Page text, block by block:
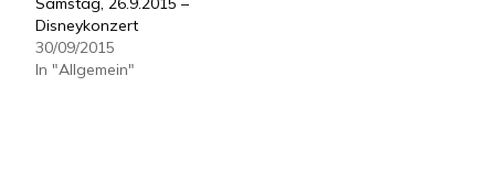
Disneykonzert
30/09/2015
In "Allgemein"